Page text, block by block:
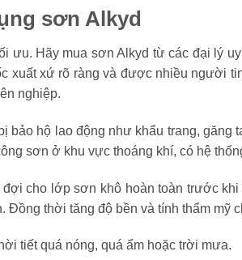
sơn Alkyd
ưu. Hãy mua sơn Alkyd từ các đại lý
xuất xứ rõ ràng và được nhiều người
nghiệp.
bảo hộ lao động như khẩu trang, găng
sơn ở khu vực thoáng khí, có hệ
cho lớp sơn khô hoàn toàn trước
thời tăng độ bền và tính thẩm mỹ
tiết quá nóng, quá ẩm hoặc trời mưa.